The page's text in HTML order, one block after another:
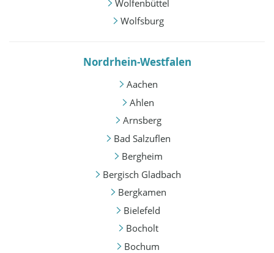
Wolfenbüttel
Wolfsburg
Nordrhein-Westfalen
Aachen
Ahlen
Arnsberg
Bad Salzuflen
Bergheim
Bergisch Gladbach
Bergkamen
Bielefeld
Bocholt
Bochum